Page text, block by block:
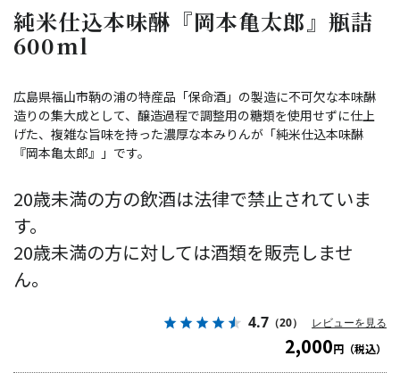
純米仕込本味醂『岡本亀太郎』瓶詰
600ml
広島県福山市鞆の浦の特産品「保命酒」の製造に不可欠な本味醂
造りの集大成として、醸造過程で調整用の糖類を使用せずに仕上
げた、複雑な旨味を持った濃厚な本みりんが「純米仕込本味醂
『岡本亀太郎』」です。
20歳未満の方の飲酒は法律で禁止されていま
す。
20歳未満の方に対しては酒類を販売しませ
ん。
4.7 （20） レビューを見る
2,000円（税込）